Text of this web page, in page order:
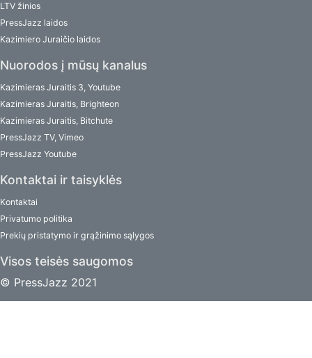
LTV žinios
PressJazz laidos
Kazimiero Juraičio laidos
Nuorodos į mūsų kanalus
Kazimieras Juraitis 3, Youtube
Kazimieras Juraitis, Brighteon
Kazimieras Juraitis, Bitchute
PressJazz TV, Vimeo
PressJazz Youtube
Kontaktai ir taisyklės
Kontaktai
Privatumo politika
Prekių pristatymo ir grąžinimo sąlygos
Visos teisės saugomos
© PressJazz 2021